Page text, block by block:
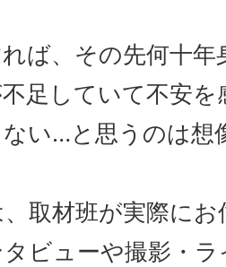
ば、その先何十年
足していて不安を
い…と思うのは想
取材班が実際に
ビューや撮影・